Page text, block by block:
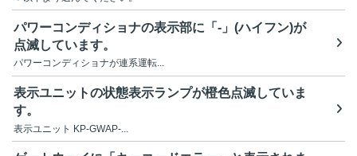
パワーコンディショナの表示部に「-」(ハイフン)が
点滅しています。
パワーコンディショナが連系運転...
表示ユニットの状態表示ランプが橙色点滅していま
す。
表示ユニット KP-GWAP-...